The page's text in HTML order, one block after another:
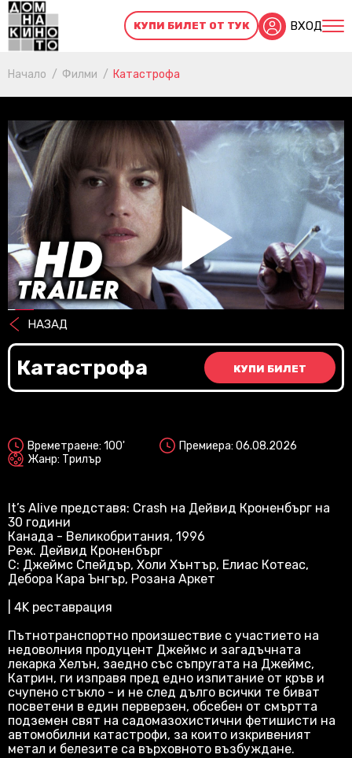
КУПИ БИЛЕТ ОТ ТУК ВХОД
Начало Филми Катастрофа
НАЗАД
Катастрофа КУПИ БИЛЕТ
Времетраене: 100'
Премиера: 06.08.2026
Жанр: Трилър
It’s Alive представя: Crash на Дейвид Кроненбърг на
30 години
Канада - Великобритания, 1996
Реж. Дейвид Кроненбърг
С: Джеймс Спейдър, Холи Хънтър, Елиас Котеас,
Дебора Кара Ънгър, Розана Аркет
| 4K реставрация
Пътнотранспортно произшествие с участието на
недоволния продуцент Джеймс и загадъчната
лекарка Хелън, заедно със съпругата на Джеймс,
Катрин, ги изправя пред едно изпитание от кръв и
счупено стъкло - и не след дълго всички те биват
посветени в един перверзен, обсебен от смъртта
подземен свят на садомазохистични фетишисти на
автомобилни катастрофи, за които изкривеният
метал и белезите са върховното възбуждане.